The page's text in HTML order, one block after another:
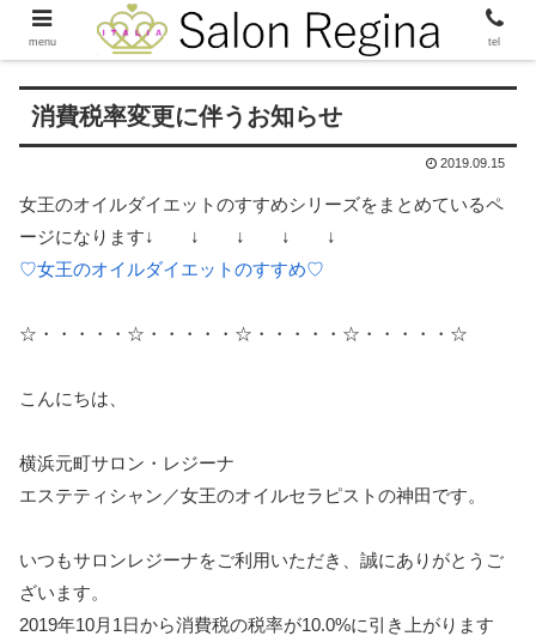
消費税率変更に伴うお知らせ
2019.09.15
女王のオイルダイエットのすすめシリーズをまとめているペ
ージになります↓ ↓ ↓ ↓ ↓
♡女王のオイルダイエットのすすめ♡
☆・・・・・☆・・・・・☆・・・・・☆・・・・・☆
こんにちは、
横浜元町サロン・レジーナ
エステティシャン／女王のオイルセラピストの神田です。
いつもサロンレジーナをご利用いただき、誠にありがとうご
ざいます。
2019年10月1日から消費税の税率が10.0%に引き上がります
menu tel